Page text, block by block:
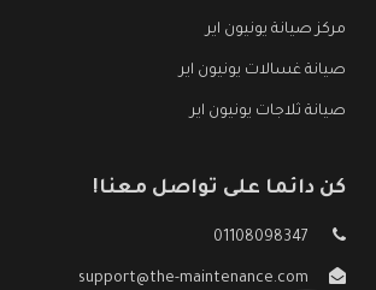
مركز صيانة يونيون اير
صيانة غسالات يونيون اير
صيانة ثلاجات يونيون اير
كن دائما على تواصل معنا!
01108098347
support@the-maintenance.com